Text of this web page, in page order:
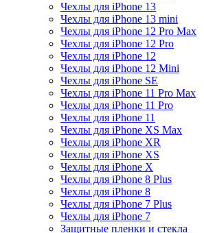
Чехлы для iPhone 13
Чехлы для iPhone 13 mini
Чехлы для iPhone 12 Pro Max
Чехлы для iPhone 12 Pro
Чехлы для iPhone 12
Чехлы для iPhone 12 Mini
Чехлы для iPhone SE
Чехлы для iPhone 11 Pro Max
Чехлы для iPhone 11 Pro
Чехлы для iPhone 11
Чехлы для iPhone XS Max
Чехлы для iPhone XR
Чехлы для iPhone XS
Чехлы для iPhone X
Чехлы для iPhone 8 Plus
Чехлы для iPhone 8
Чехлы для iPhone 7 Plus
Чехлы для iPhone 7
Защитные пленки и стекла